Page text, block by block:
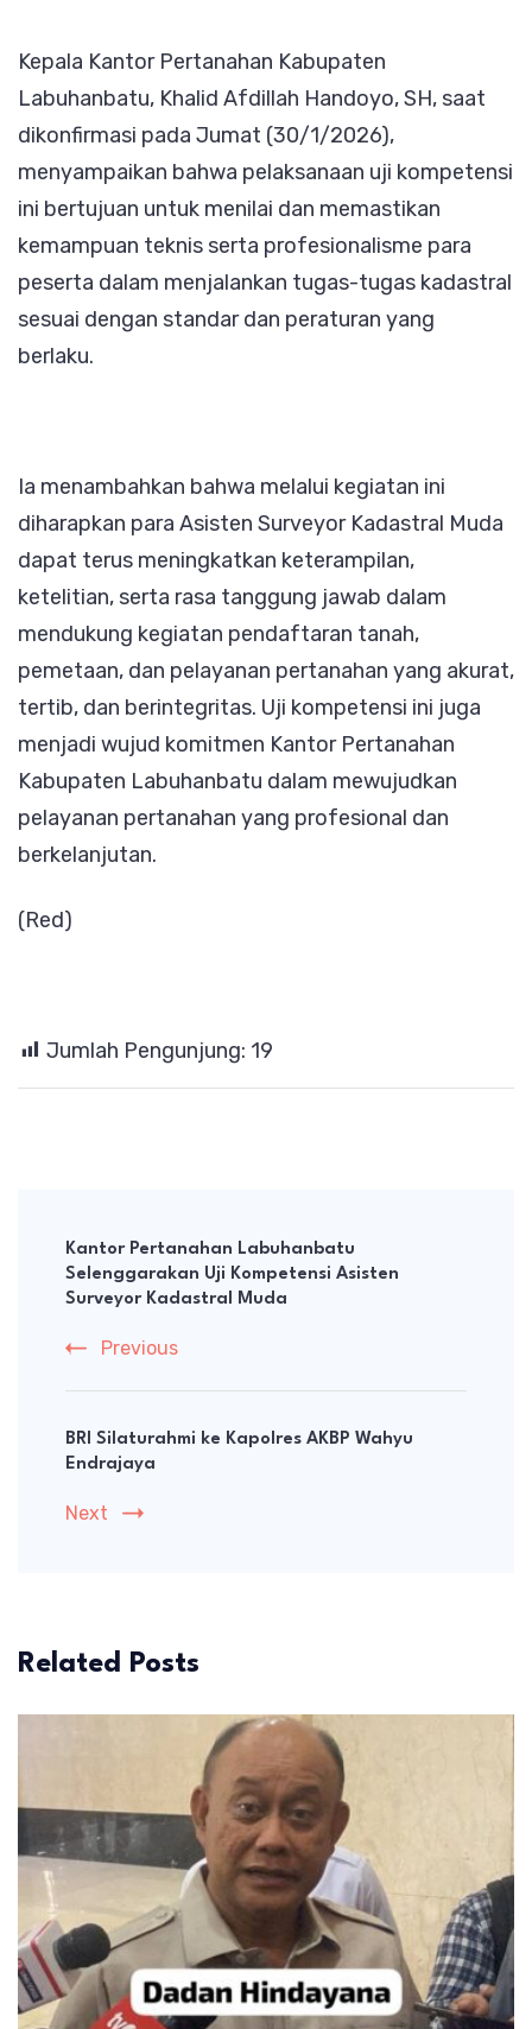
Kepala Kantor Pertanahan Kabupaten
Labuhanbatu, Khalid Afdillah Handoyo, SH, saat
dikonfirmasi pada Jumat (30/1/2026),
menyampaikan bahwa pelaksanaan uji kompetensi
ini bertujuan untuk menilai dan memastikan
kemampuan teknis serta profesionalisme para
peserta dalam menjalankan tugas-tugas kadastral
sesuai dengan standar dan peraturan yang
berlaku.
Ia menambahkan bahwa melalui kegiatan ini
diharapkan para Asisten Surveyor Kadastral Muda
dapat terus meningkatkan keterampilan,
ketelitian, serta rasa tanggung jawab dalam
mendukung kegiatan pendaftaran tanah,
pemetaan, dan pelayanan pertanahan yang akurat,
tertib, dan berintegritas. Uji kompetensi ini juga
menjadi wujud komitmen Kantor Pertanahan
Kabupaten Labuhanbatu dalam mewujudkan
pelayanan pertanahan yang profesional dan
berkelanjutan.
(Red)
Jumlah Pengunjung: 19
Navigation
Kantor Pertanahan Labuhanbatu
Selenggarakan Uji Kompetensi Asisten
Surveyor Kadastral Muda
Previous
BRI Silaturahmi ke Kapolres AKBP Wahyu
Endrajaya
Next
Related Posts